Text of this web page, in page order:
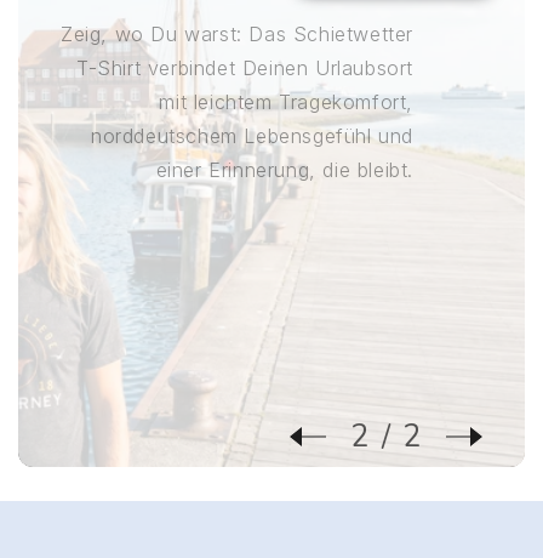
Zeig, wo Du warst: Das Schietwetter
T-Shirt verbindet Deinen Urlaubsort
mit leichtem Tragekomfort,
norddeutschem Lebensgefühl und
einer Erinnerung, die bleibt.
2 2